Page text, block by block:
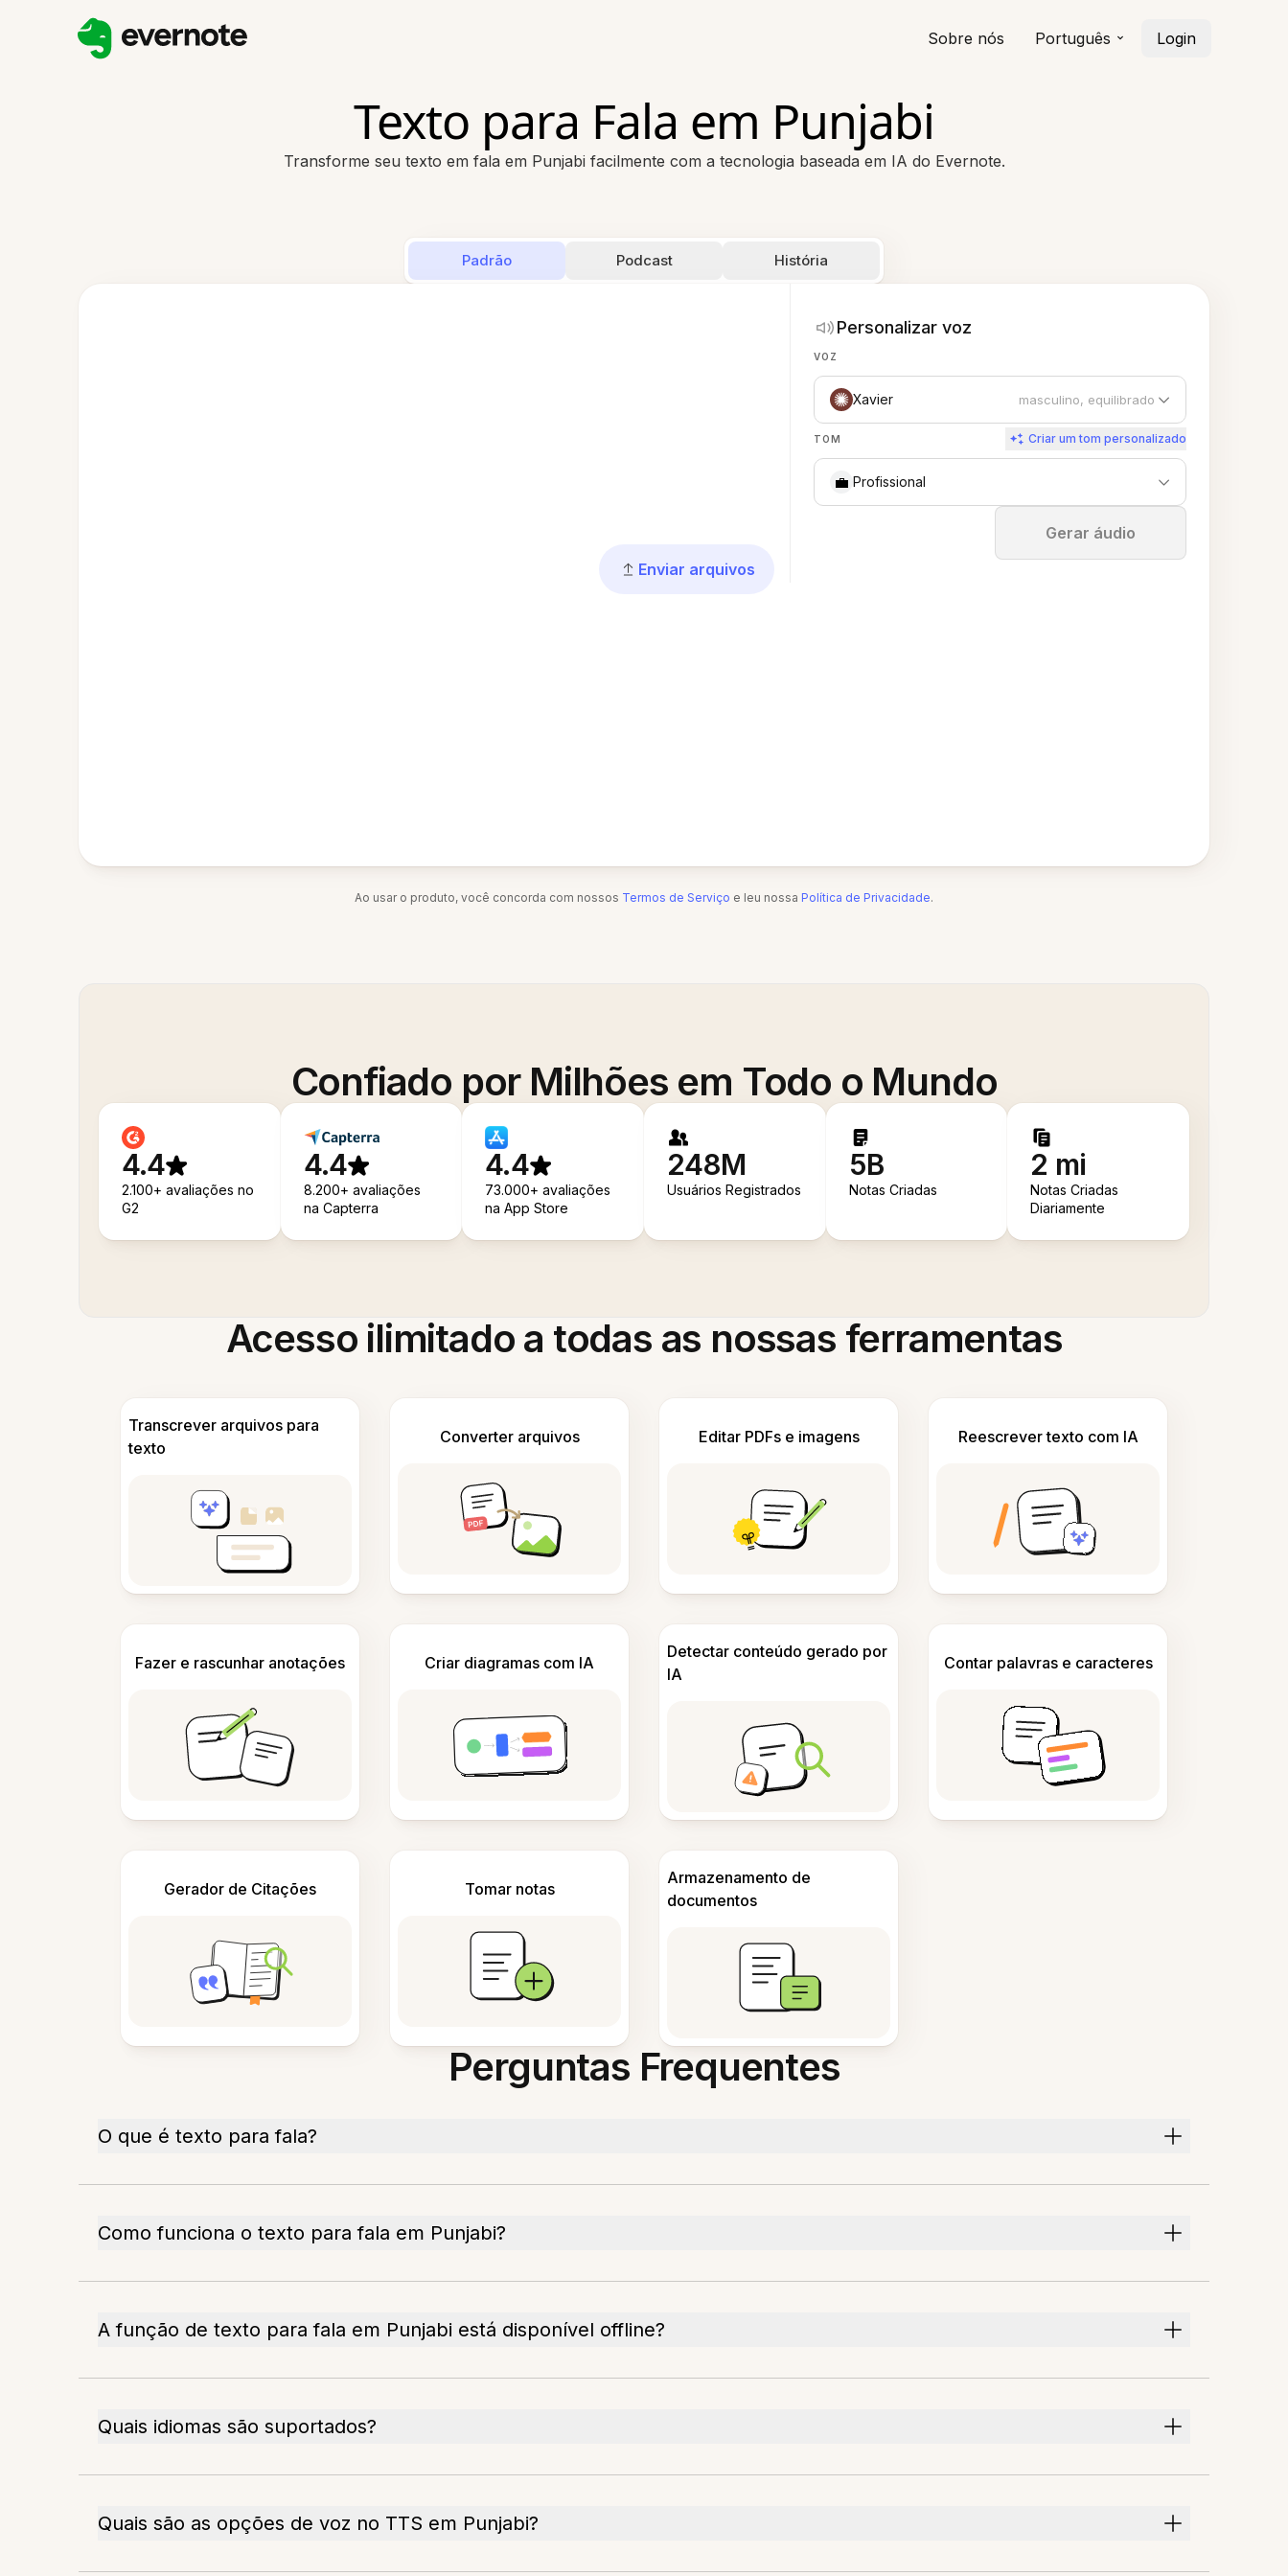
Sobre nós Português Login
Texto para Fala em Punjabi
Transforme seu texto em fala em Punjabi facilmente com a tecnologia baseada em IA do Evernote.
Padrão Podcast História
Enviar arquivos
Personalizar voz
VOZ
Xavier masculino, equilibrado
TOM Criar um tom personalizado
💼 Profissional
Gerar áudio
Parar
Ao usar o produto, você concorda com nossos Termos de Serviço e leu nossa Política de Privacidade.
Confiado por Milhões em Todo o Mundo
4.4
2.100+ avaliações no
G2
4.4
8.200+ avaliações
na Capterra
4.4
73.000+ avaliações
na App Store
248M
Usuários Registrados
5B
Notas Criadas
2 mi
Notas Criadas
Diariamente
Acesso ilimitado a todas as nossas ferramentas
Transcrever arquivos para
texto
Converter arquivos Editar PDFs e imagens Reescrever texto com IA
Fazer e rascunhar anotações Criar diagramas com IA
Detectar conteúdo gerado por
IA
Contar palavras e caracteres
Gerador de Citações Tomar notas
Armazenamento de
documentos
Perguntas Frequentes
O que é texto para fala?
Como funciona o texto para fala em Punjabi?
A função de texto para fala em Punjabi está disponível offline?
Quais idiomas são suportados?
Quais são as opções de voz no TTS em Punjabi?